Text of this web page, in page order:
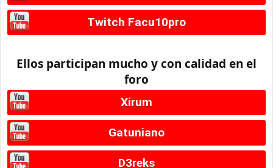
Twitch Facu10pro
Ellos participan mucho y con calidad en el
foro
Xirum
Gatuniano
D3reks